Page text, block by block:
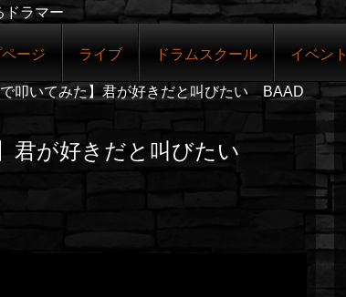
ドラマー
ページ ライブ ドラムスクール イベント
で叩いてみた】君が好きだと叫びたい BAAD
君が好きだと叫びたい